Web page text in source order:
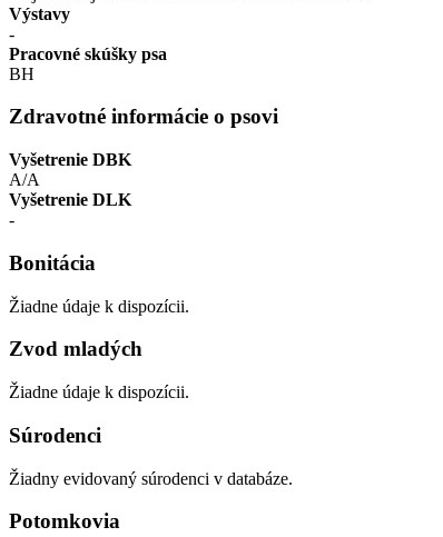
Výstavy
-
Pracovné skúšky psa
BH
Zdravotné informácie o psovi
Vyšetrenie DBK
A/A
Vyšetrenie DLK
-
Bonitácia
Žiadne údaje k dispozícii.
Zvod mladých
Žiadne údaje k dispozícii.
Súrodenci
Žiadny evidovaný súrodenci v databáze.
Potomkovia